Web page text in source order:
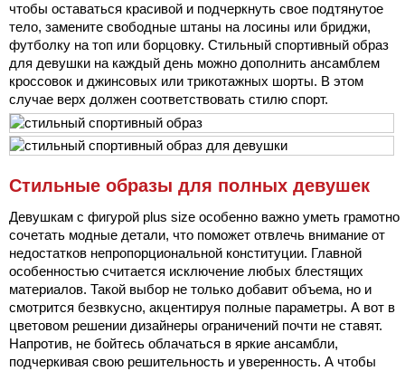
чтобы оставаться красивой и подчеркнуть свое подтянутое
тело, замените свободные штаны на лосины или бриджи,
футболку на топ или борцовку. Стильный спортивный образ
для девушки на каждый день можно дополнить ансамблем
кроссовок и джинсовых или трикотажных шорты. В этом
случае верх должен соответствовать стилю спорт.
Стильные образы для полных девушек
Девушкам с фигурой plus size особенно важно уметь грамотно
сочетать модные детали, что поможет отвлечь внимание от
недостатков непропорциональной конституции. Главной
особенностью считается исключение любых блестящих
материалов. Такой выбор не только добавит объема, но и
смотрится безвкусно, акцентируя полные параметры. А вот в
цветовом решении дизайнеры ограничений почти не ставят.
Напротив, не бойтесь облачаться в яркие ансамбли,
подчеркивая свою решительность и уверенность. А чтобы